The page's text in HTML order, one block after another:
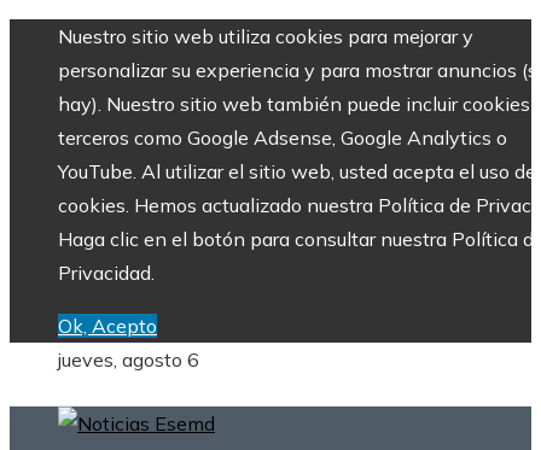
Nuestro sitio web utiliza cookies para mejorar y
personalizar su experiencia y para mostrar anuncios
hay). Nuestro sitio web también puede incluir cookies
terceros como Google Adsense, Google Analytics o
YouTube. Al utilizar el sitio web, usted acepta el uso de
cookies. Hemos actualizado nuestra Política de
Haga clic en el botón para consultar nuestra Política
Privacidad.
Ok, Acepto
jueves, agosto 6